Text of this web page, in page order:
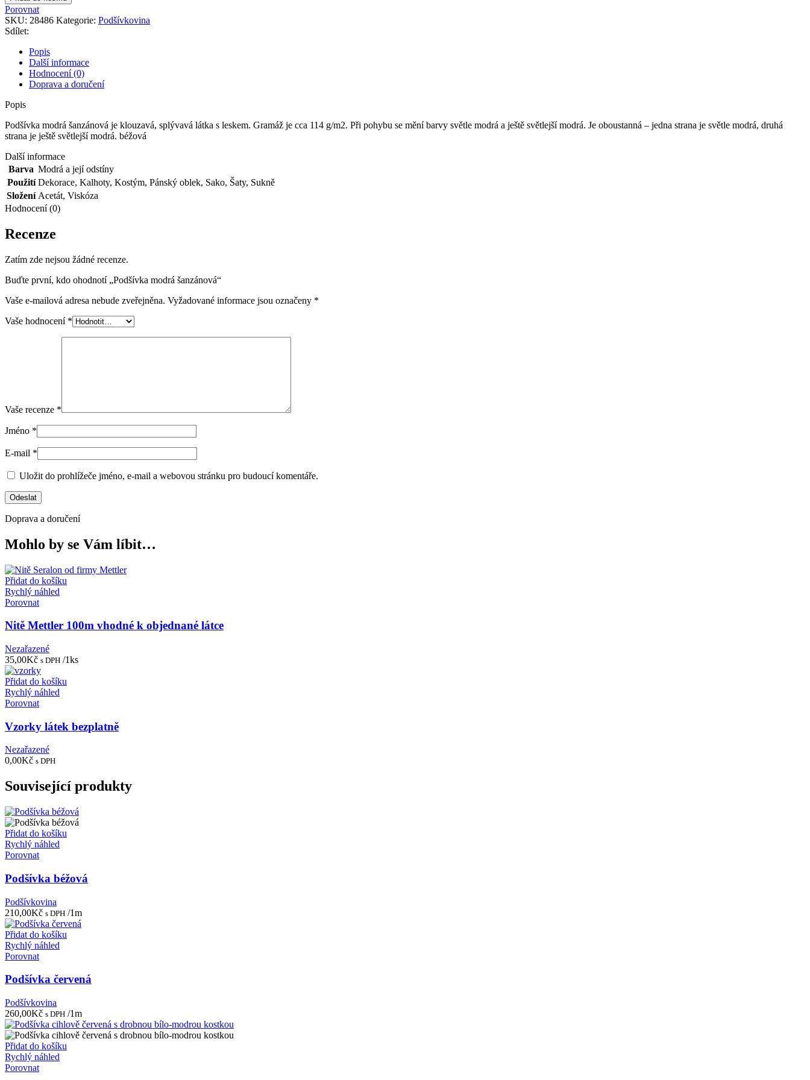
šanzánová
množství
Porovnat
SKU: 28486 Kategorie: Podšívkovina
Sdílet:
Popis
Další informace
Hodnocení (0)
Doprava a doručení
Popis
Podšívka modrá šanzánová je klouzavá, splývavá látka s leskem. Gramáž je cca 114 g/m2. Při pohybu se mění barvy světle modrá a ještě světlejší modrá. Je oboustanná – jedna strana je světle modrá, druhá
strana je ještě světlejší modrá. béžová
Další informace
Barva Modrá a její odstíny
Použití Dekorace, Kalhoty, Kostým, Pánský oblek, Sako, Šaty, Sukně
Složení Acetát, Viskóza
Hodnocení (0)
Recenze
Zatím zde nejsou žádné recenze.
Buďte první, kdo ohodnotí „Podšívka modrá šanzánová“
Vaše e-mailová adresa nebude zveřejněna. Vyžadované informace jsou označeny *
Vaše hodnocení *
Vaše recenze *
Jméno *
E-mail *
Uložit do prohlížeče jméno, e-mail a webovou stránku pro budoucí komentáře.
Doprava a doručení
Mohlo by se Vám líbit…
Přidat do košíku
Rychlý náhled
Porovnat
Nitě Mettler 100m vhodné k objednané látce
Nezařazené
35,00Kč s DPH /1ks
Přidat do košíku
Rychlý náhled
Porovnat
Vzorky látek bezplatně
Nezařazené
0,00Kč s DPH
Související produkty
Přidat do košíku
Rychlý náhled
Porovnat
Podšívka béžová
Podšívkovina
210,00Kč s DPH /1m
Přidat do košíku
Rychlý náhled
Porovnat
Podšívka červená
Podšívkovina
260,00Kč s DPH /1m
Přidat do košíku
Rychlý náhled
Porovnat